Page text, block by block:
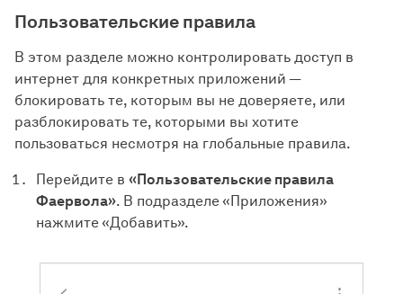
Пользовательские правила
В этом разделе можно контролировать доступ в
интернет для конкретных приложений —
блокировать те, которым вы не доверяете, или
разблокировать те, которыми вы хотите
пользоваться несмотря на глобальные правила.
Перейдите в «Пользовательские правила
Фаервола». В подразделе «Приложения»
нажмите «Добавить».